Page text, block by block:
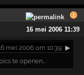
16 mei 2006 11:39
mei 2006 om 10:39: ▶
te openen...